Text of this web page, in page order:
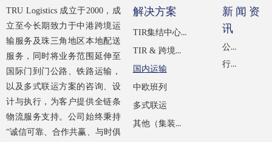
TRU Logistics 成立于2000，成
立至今长期致力于中港跨境运
输服务及珠三角地区本地配送
服务，同时将业务范围延伸至
国际门到门公路、铁路运输，
以及多式联运方案的咨询、设
计与执行，为客户提供全链条
物流服务支持。公司始终秉持
“诚信可靠、合作共赢、与时俱
解决方案
TIR集结中心（经IRU认证）
TIR & 跨境公路运输
国内运输
中欧班列
多式联运
其他（集装箱租赁）
新闻资
讯
公司新闻
行业新闻